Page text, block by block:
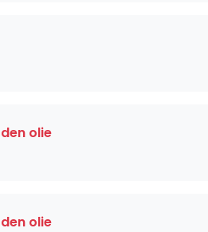
olie
olie